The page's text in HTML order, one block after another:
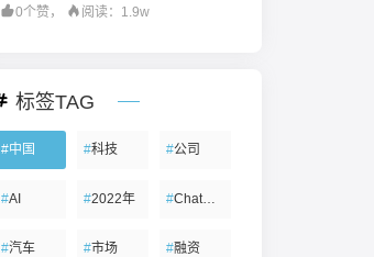
0个赞，
阅读：1.9w
标签TAG
#中国 #科技 #公司
#AI #2022年 #ChatGPT
#汽车 #市场 #融资